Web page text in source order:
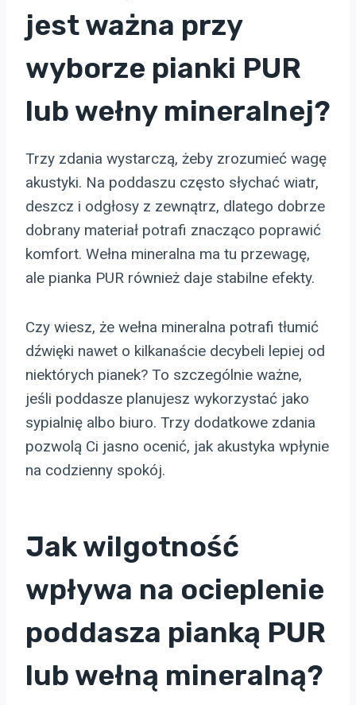
jest ważna przy
wyborze pianki PUR
lub wełny mineralnej?
Trzy zdania wystarczą, żeby zrozumieć wagę
akustyki. Na poddaszu często słychać wiatr,
deszcz i odgłosy z zewnątrz, dlatego dobrze
dobrany materiał potrafi znacząco poprawić
komfort. Wełna mineralna ma tu przewagę,
ale pianka PUR również daje stabilne efekty.
Czy wiesz, że wełna mineralna potrafi tłumić
dźwięki nawet o kilkanaście decybeli lepiej od
niektórych pianek? To szczególnie ważne,
jeśli poddasze planujesz wykorzystać jako
sypialnię albo biuro. Trzy dodatkowe zdania
pozwolą Ci jasno ocenić, jak akustyka wpłynie
na codzienny spokój.
Jak wilgotność
wpływa na ocieplenie
poddasza pianką PUR
lub wełną mineralną?